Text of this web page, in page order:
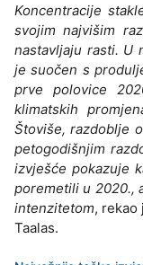
Koncentracije
svojim najvišim
nastavljaju rasti. U
je suočen s
prve polovice
klimatskih
Štoviše, razdoblje
petogodišnjim
izvješće pokazuje
poremetili u 2020.,
intenzitetom, rekao
Taalas.